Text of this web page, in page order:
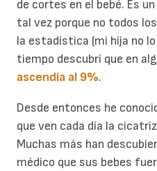
de cortes en el bebé. Es
tal vez porque no todos
la estadística (mi hija no
tiempo descubrí que en
ascendía al 9%.
Desde entonces he
que ven cada día la
Muchas más han
médico que sus bebes